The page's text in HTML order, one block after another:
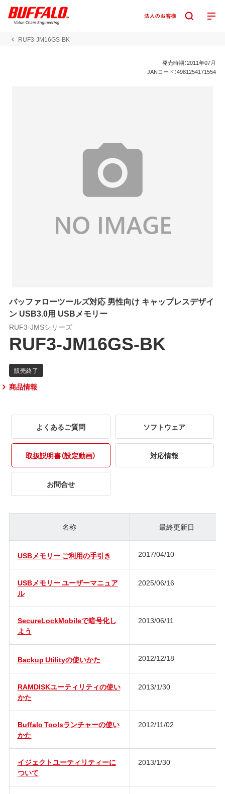
RUF3-JM16GS-BK
発売時期：2011年07月
JANコード：4981254171554
バッファローツールズ対応 男性向け キャップレスデザイ
ン USB3.0用 USBメモリー
RUF3-JMSシリーズ
RUF3-JM16GS-BK
商品情報
よくあるご質問 ソフトウェア
取扱説明書（設定動画） 対応情報
お問合せ
名称 最終更新日
USBメモリー ご利用の手引き 2017/04/10
USBメモリー ユーザーマニュア
ル
2025/06/16
SecureLockMobileで暗号化し
よう
2013/06/11
Backup Utilityの使いかた 2012/12/18
RAMDISKユーティリティの使い
かた
2013/1/30
Buffalo Toolsランチャーの使い
かた
2012/11/02
イジェクトユーティリティーに
ついて
2013/1/30